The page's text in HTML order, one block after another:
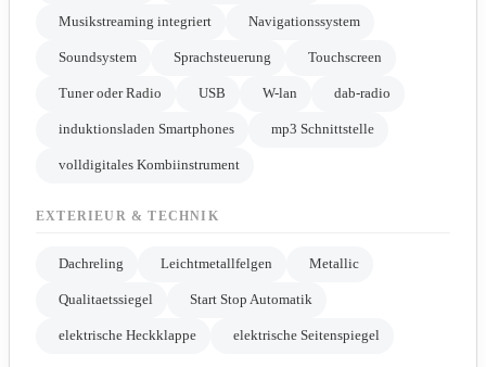
Musikstreaming integriert Navigationssystem
Soundsystem Sprachsteuerung Touchscreen
Tuner oder Radio USB W-lan dab-radio
induktionsladen Smartphones mp3 Schnittstelle
volldigitales Kombiinstrument
EXTERIEUR & TECHNIK
Dachreling Leichtmetallfelgen Metallic
Qualitaetssiegel Start Stop Automatik
elektrische Heckklappe elektrische Seitenspiegel